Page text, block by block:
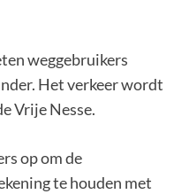
weggebruikers
Het verkeer wordt
Vrije Nesse.
op om de
te houden met